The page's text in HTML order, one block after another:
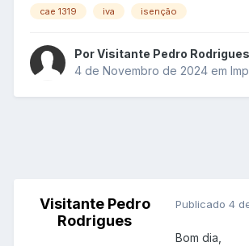
cae 1319 iva isenção
PorVisitante Pedro Rodrigues
4 de Novembro de 2024 em
Visitante Pedro
Rodrigues
Publicado 4
Bom dia,